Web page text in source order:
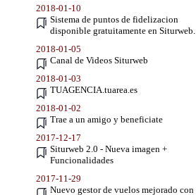
2018-01-10
Sistema de puntos de fidelizacion
disponible gratuitamente en Siturweb.
2018-01-05
Canal de Videos Siturweb
2018-01-03
TUAGENCIA.tuarea.es
2018-01-02
Trae a un amigo y beneficiate
2017-12-17
Siturweb 2.0 - Nueva imagen +
Funcionalidades
2017-11-29
Nuevo gestor de vuelos mejorado con